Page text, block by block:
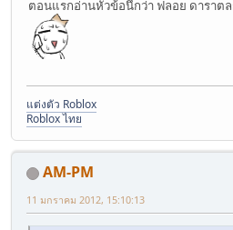
ตอนแรกอ่านหัวข้อนึกว่า ฟลอย ดาราตล
แต่งตัว Roblox
Roblox ไทย
AM-PM
11 มกราคม 2012, 15:10:13